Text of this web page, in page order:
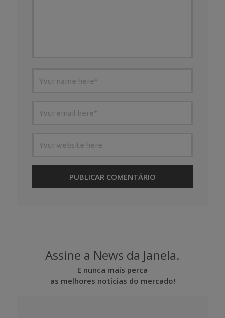
Assine a News da Janela.
E nunca mais perca
as melhores notícias do mercado!